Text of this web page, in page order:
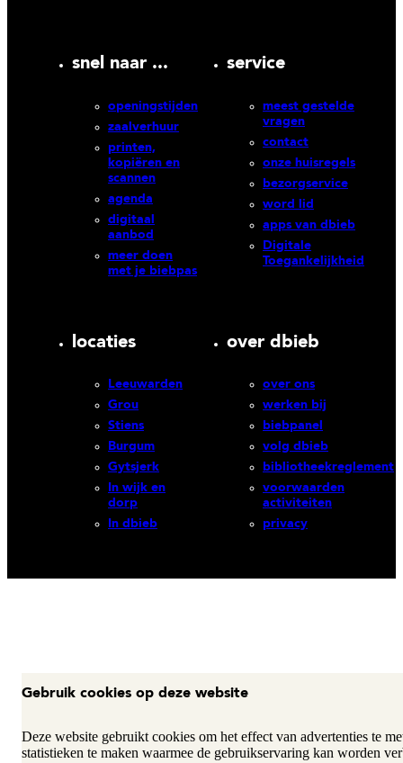
Gebruik cookies op deze website
Deze website gebruikt cookies om het effect van advertenties te
statistieken te maken waarmee de gebruikservaring kan worden
snel naar ...
openingstijden
zaalverhuur
printen,
kopiëren en
scannen
agenda
digitaal
aanbod
meer doen
met je biebpas
service
meest gestelde
vragen
contact
onze huisregels
bezorgservice
word lid
apps van dbieb
Digitale
Toegankelijkheid
locaties
Leeuwarden
Grou
Stiens
Burgum
Gytsjerk
In wijk en
dorp
In dbieb
over dbieb
over ons
werken bij
biebpanel
volg dbieb
bibliotheekreglement
voorwaarden
activiteiten
privacy